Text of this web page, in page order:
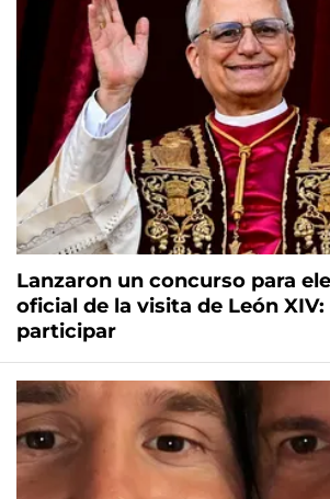
Lanzaron un concurso para
oficial de la visita de León
participar